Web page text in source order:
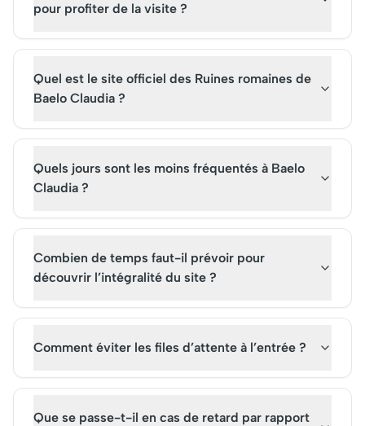
indéniable.
pour profiter de la visite ?
Quel est le site officiel des Ruines romaines de
Baelo Claudia ?
Quels jours sont les moins fréquentés à Baelo
Claudia ?
Combien de temps faut-il prévoir pour
découvrir l’intégralité du site ?
Comment éviter les files d’attente à l’entrée ?
Que se passe-t-il en cas de retard par rapport